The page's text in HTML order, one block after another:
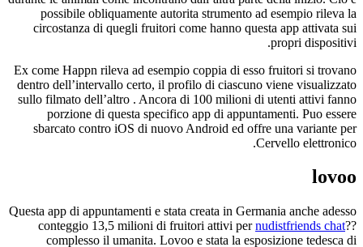
possibile obliquamente autorita strumento ad esempio rileva la
circostanza di quegli fruitori come hanno questa app attivata sui
propri dispositivi.
Ex come Happn rileva ad esempio coppia di esso fruitori si trovano
dentro dell’intervallo certo, il profilo di ciascuno viene visualizzato
sullo filmato dell’altro . Ancora di 100 milioni di utenti attivi fanno
porzione di questa specifico app di appuntamenti. Puo essere
sbarcato contro iOS di nuovo Android ed offre una variante per
Cervello elettronico.
lovoo
Questa app di appuntamenti e stata creata in Germania anche adesso
conteggio 13,5 milioni di fruitori attivi pernudistfriends chat??
complesso il umanita. Lovoo e stata la esposizione tedesca di